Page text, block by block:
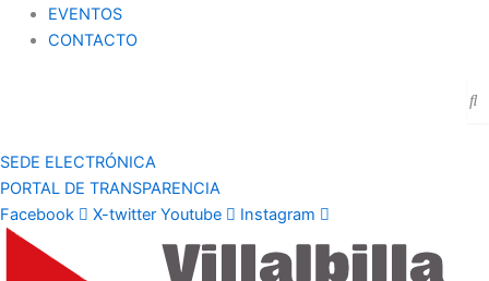
EVENTOS
CONTACTO
SEDE ELECTRÓNICA
PORTAL DE TRANSPARENCIA
Facebook
X-twitter Youtube Instagram